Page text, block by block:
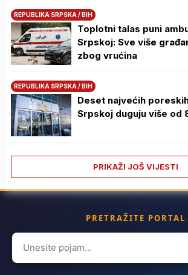
REPUBLIKA SRPSKA / BIH
Toplotni talas puni
Srpskoj: Sve više
zbog vrućina
REPUBLIKA SRPSKA / BIH
Deset najvećih
Srpskoj duguju više od
PRIKAŽI JOŠ VIJESTI
PRETRAŽITE PORTAL
Search
for: